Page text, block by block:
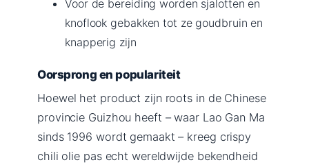
Voor de bereiding worden sjalotten en
knoflook gebakken tot ze goudbruin en
knapperig zijn
Oorsprong en populariteit
Hoewel het product zijn roots in de Chinese
provincie Guizhou heeft – waar Lao Gan Ma
sinds 1996 wordt gemaakt – kreeg crispy
chili olie pas echt wereldwijde bekendheid